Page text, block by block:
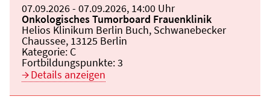
Beginn:
07.09.2026Ende und Anfangszeit:
- 07.09.2026, 14:00 Uhr
Veranstaltungstitel:
Onkologisches Tumorboard Frauenklinik
Veranstaltungsort:
Helios Klinikum Berlin Buch, Schwanebecker
Chaussee, 13125 Berlin
Kategorie: C
Fortbildungspunkte:3
Details anzeigen